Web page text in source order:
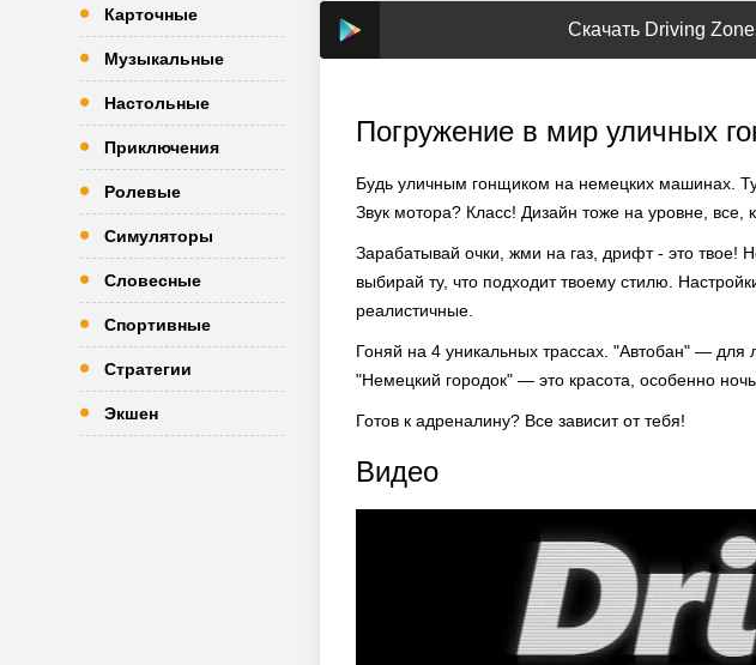
Карточные
Музыкальные
Настольные
Приключения
Ролевые
Симуляторы
Словесные
Спортивные
Стратегии
Экшен
Скачать Driving
Погружение в мир уличных
Будь уличным гонщиком на немецких машинах.
Звук мотора? Класс! Дизайн тоже на уровне, все,
Зарабатывай очки, жми на газ, дрифт - это твое!
выбирай ту, что подходит твоему стилю.
реалистичные.
Гоняй на 4 уникальных трассах. "Автобан" —
"Немецкий городок" — это красота, особенно
Готов к адреналину? Все зависит от тебя!
Видео